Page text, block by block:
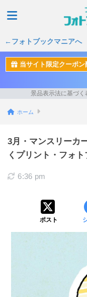
←フォトブックマニアへ
当サイト限定クーポン
ホーム
3月・マンスリーカ
くプリント・フォ
6:36 pm
ポスト